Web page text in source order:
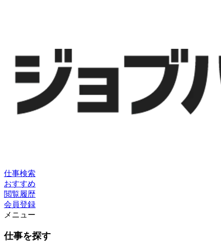
仕事検索
おすすめ
閲覧履歴
会員登録
メニュー
仕事を探す